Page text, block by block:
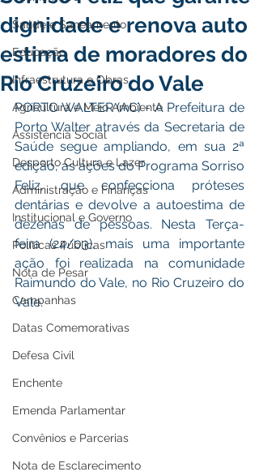
Saúde e Saneamento
Educação
Infraestrutura e Obras
Agricultura e Meio Ambiente
Assistência Social
Desporto Cultura e Lazer
Administração e Finanças
Institucional e Governo
Políticas Públicas
Nota de Pesar
Campanhas
Datas Comemorativas
Defesa Civil
Enchente
Emenda Parlamentar
Convênios e Parcerias
Nota de Esclarecimento
dignidade e renova auto
estima de moradores do
Rio Cruzeiro do Vale
PORTO WALTER (AC) - A Prefeitura de
Porto Walter através da Secretaria de
Saúde segue ampliando, em sua 2ª
edição, as ações do Programa Sorriso
Feliz, que confecciona próteses
dentárias e devolve a autoestima de
dezenas de pessoas. Nesta Terça-
feira (24/03), mais uma importante
ação foi realizada na comunidade
Raimundo do Vale, no Rio Cruzeiro do
Vale.